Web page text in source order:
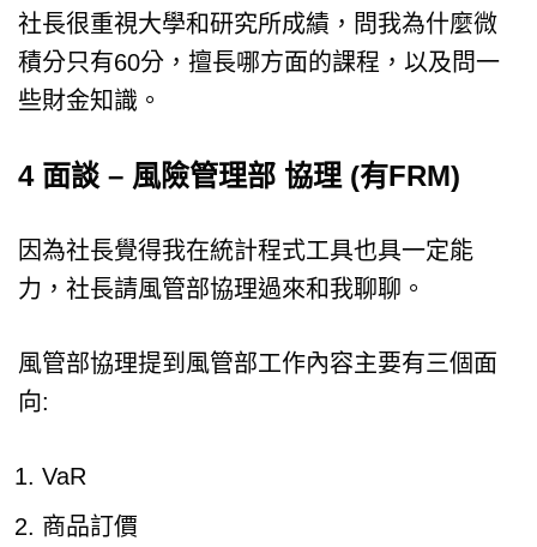
社長很重視大學和研究所成績，問我為什麼微
積分只有60分，擅長哪方面的課程，以及問一
些財金知識。
4 面談 – 風險管理部 協理 (有FRM)
因為社長覺得我在統計程式工具也具一定能
力，社長請風管部協理過來和我聊聊。
風管部協理提到風管部工作內容主要有三個面
向:
VaR
商品訂價